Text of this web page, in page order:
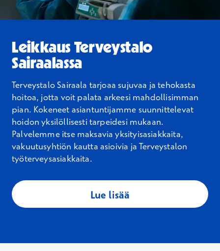
Leikkaus Terveystalo
Sairaalassa
Terveystalo Sairaala tarjoaa sujuvaa ja tehokasta
hoitoa, jotta voit palata arkeesi mahdollisimman
pian. Kokeneet asiantuntijamme suunnittelevat
hoidon yksilöllisesti tarpeidesi mukaan.
Palvelemme itse maksavia yksityisasiakkaita,
vakuutusyhtiön kautta asioivia ja Terveystalon
työterveysasiakkaita.
Lue lisää